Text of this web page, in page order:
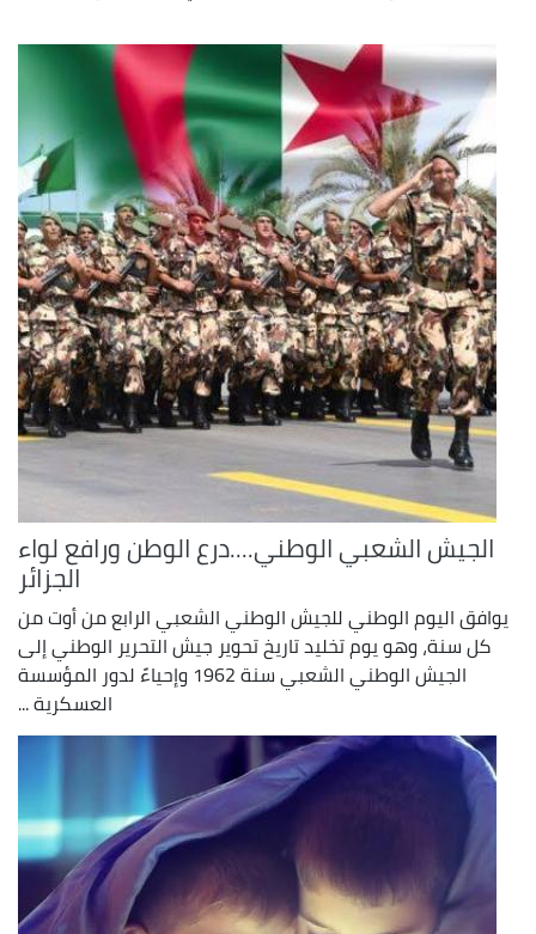
الجيش الشعبي الوطني....درع الوطن ورافع لواء
الجزائر
يوافق اليوم الوطني للجيش الوطني الشعبي الرابع من أوت من
كل سنة، وهو يوم تخليد تاريخ تحوير جيش التحرير الوطني إلى
الجيش الوطني الشعبي سنة 1962 وإحياءً لدور المؤسسة
العسكرية ...